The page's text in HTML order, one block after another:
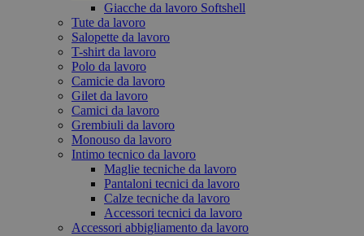
Giacche da lavoro Softshell
Tute da lavoro
Salopette da lavoro
T-shirt da lavoro
Polo da lavoro
Camicie da lavoro
Gilet da lavoro
Camici da lavoro
Grembiuli da lavoro
Monouso da lavoro
Intimo tecnico da lavoro
Maglie tecniche da lavoro
Pantaloni tecnici da lavoro
Calze tecniche da lavoro
Accessori tecnici da lavoro
Accessori abbigliamento da lavoro